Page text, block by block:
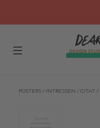
POSTERS / INTRESSEN / CITAT /